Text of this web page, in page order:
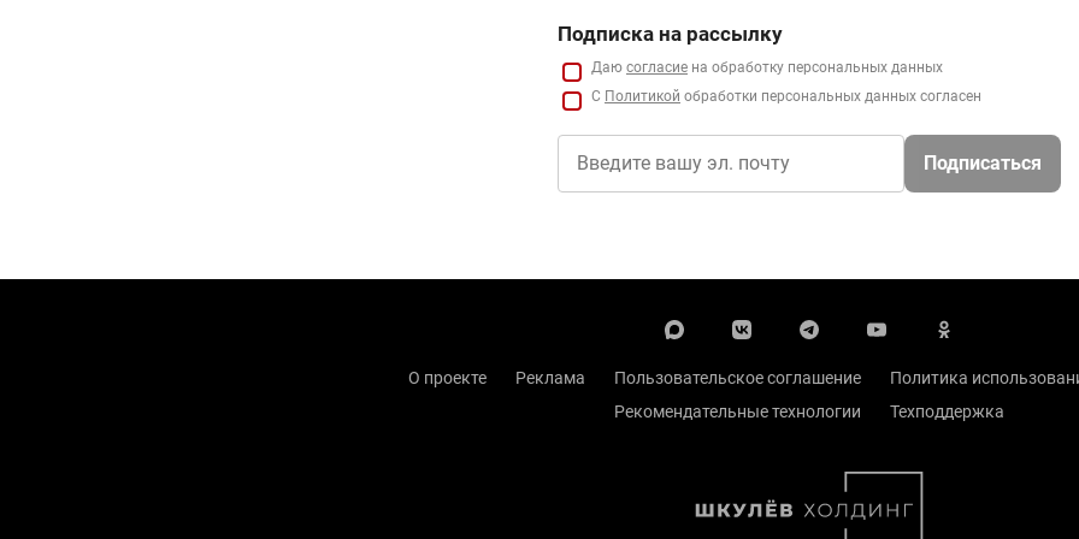
Подписка на рассылку
Даю согласие на обработку персональных данных
С Политикой обработки персональных данных согласен
Подписаться
О проекте Реклама Пользовательское соглашение
Политика
Рекомендательные технологии
Техподдержка